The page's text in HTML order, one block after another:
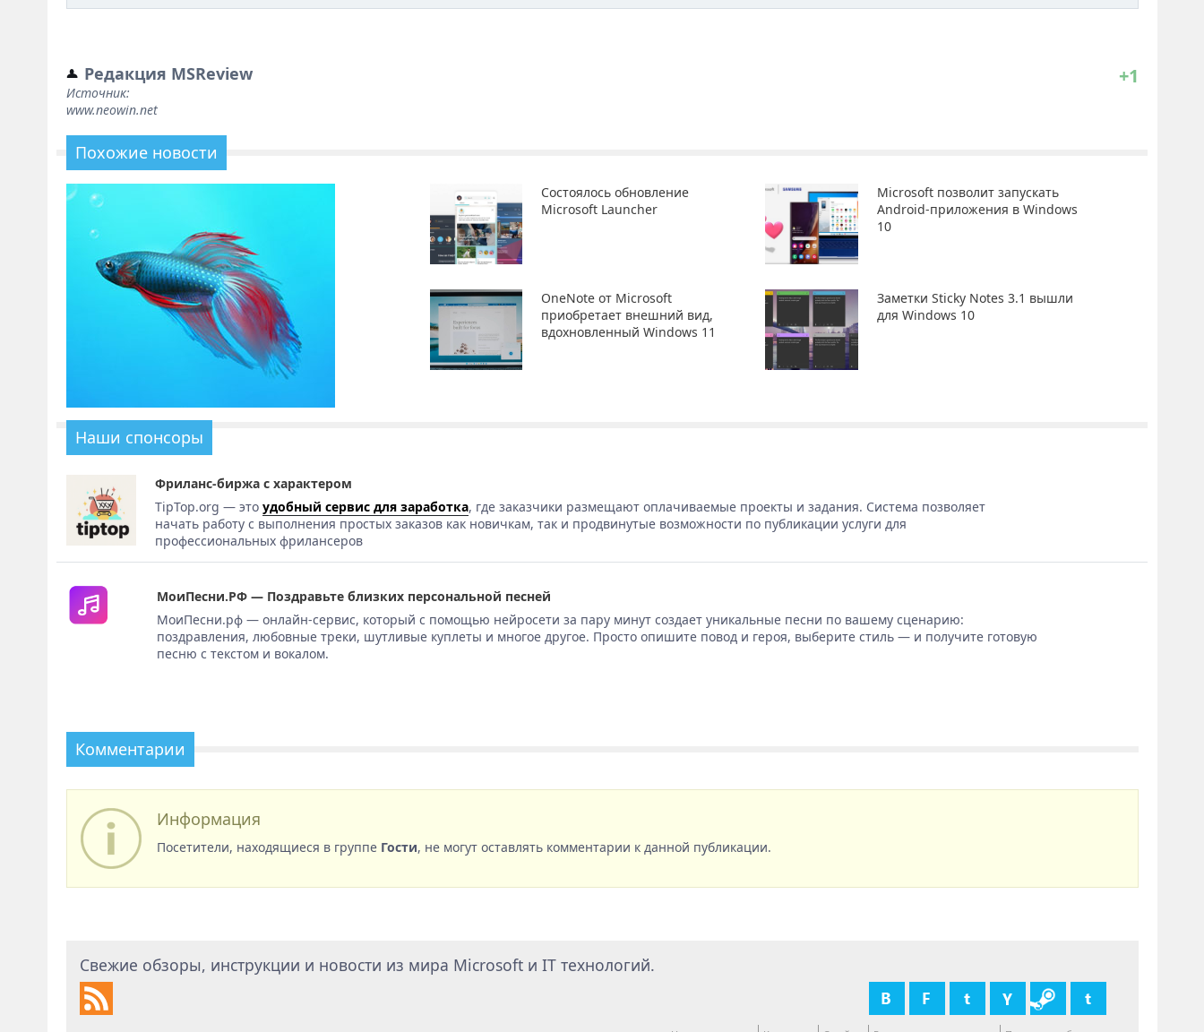
Редакция MSReview
Источник:
www.neowin.net
+1
Похожие новости
Состоялось обновление
Microsoft Launcher
Microsoft позволит запускать
Android-приложения в Windows
10
OneNote от Microsoft
приобретает внешний вид,
вдохновленный Windows 11
Заметки Sticky Notes 3.1 вышли
для Windows 10
Наши спонсоры
Фриланс-биржа с характером
TipTop.org — этоудобный сервис для заработка, где заказчики размещают оплачиваемые проекты и задания. Система позволяет
начать работу с выполнения простых заказов как новичкам, так и продвинутые возможности по публикации услуги для
профессиональных фрилансеров
МоиПесни.РФ — Поздравьте близких персональной песней
МоиПесни.рф — онлайн-сервис, который с помощью нейросети за пару минут создает уникальные песни по вашему сценарию:
поздравления, любовные треки, шутливые куплеты и многое другое. Просто опишите повод и героя, выберите стиль — и получите готовую
песню с текстом и вокалом.
Комментарии
Информация
Посетители, находящиеся в группе Гости, не могут оставлять комментарии к данной публикации.
Свежие обзоры, инструкции и новости из мира Microsoft и IT технологий.